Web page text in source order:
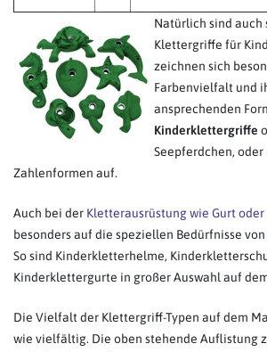
Natürlich sind auch
Klettergriffe für
zeichnen sich
Farbenvielfalt und
ansprechenden
Kinderklettergriffe
Seepferdchen,
Zahlenformen auf.
Auch bei der Kletterausrüstung wie Gurt oder
besonders auf die speziellen Bedürfnisse
So sind Kinderkletterhelme,
Kinderklettergurte in großer Auswahl auf
Die Vielfalt der Klettergriff-Typen auf dem
wie vielfältig. Die oben stehende Auflistung